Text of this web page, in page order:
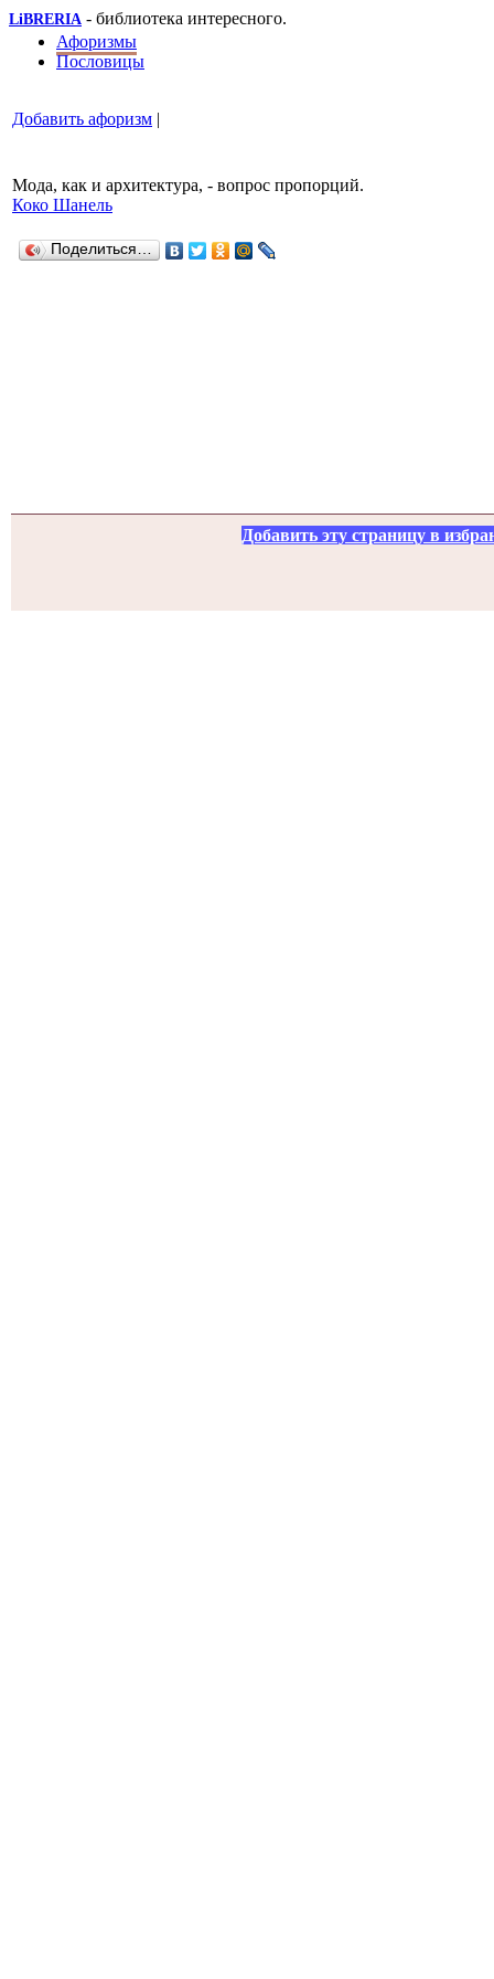
LiBRERIA - библиотека интересного.
Афоризмы
Пословицы
Добавить афоризм |
Мода, как и архитектура, - вопрос пропорций.
Коко Шанель
Поделиться…
Добавить эту страницу в